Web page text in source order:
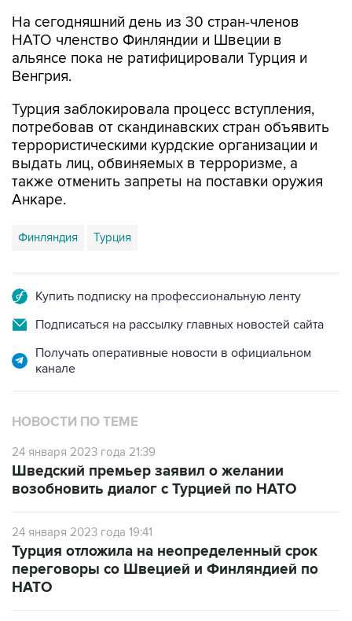
На сегодняшний день из 30 стран-членов
НАТО членство Финляндии и Швеции в
альянсе пока не ратифицировали Турция и
Венгрия.
Турция заблокировала процесс вступления,
потребовав от скандинавских стран объявить
террористическими курдские организации и
выдать лиц, обвиняемых в терроризме, а
также отменить запреты на поставки оружия
Анкаре.
Финляндия Турция
Купить подписку на профессиональную ленту
Подписаться на рассылку главных новостей сайта
Получать оперативные новости в официальном
канале
НОВОСТИ ПО ТЕМЕ
24 января 2023 года 21:39
Шведский премьер заявил о желании
возобновить диалог с Турцией по НАТО
24 января 2023 года 19:41
Турция отложила на неопределенный срок
переговоры со Швецией и Финляндией по
НАТО